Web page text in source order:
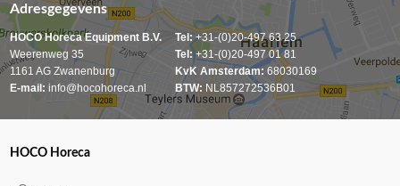
Adresgegevens
HOCO Horeca Equipment B.V.
Weerenweg 35
1161 AG Zwanenburg
E-mail: info@hocohoreca.nl
Tel: +31-(0)20-497 63 25
Tel:+31-(0)20-497 01 81
KvK Amsterdam: 68030169
BTW: NL857272536B01
HOCO Horeca